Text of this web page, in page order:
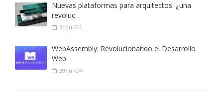
Nuevas plataformas para arquitectos: ¿una
revoluc…
31/jul/24
WebAssembly: Revolucionando el Desarrollo
Web
29/jul/24